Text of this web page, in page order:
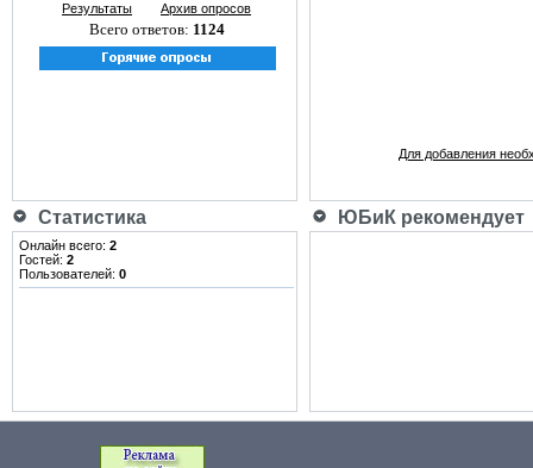
Результаты Архив опросов
Всего ответов: 1124
Для добавления
Статистика ЮБиК рекомендует
Онлайн всего: 2
Гостей: 2
Пользователей: 0